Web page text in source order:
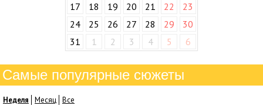
17
18 19 20 21 22
23
24
25 26 27 28 29
30
31
1 2 3 4 5 6
Самые популярные сюжеты
Неделя Месяц Все